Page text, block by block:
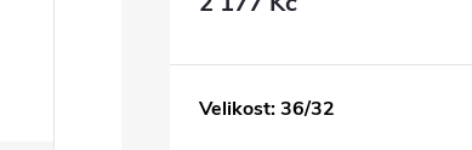
Velikost: 36/32